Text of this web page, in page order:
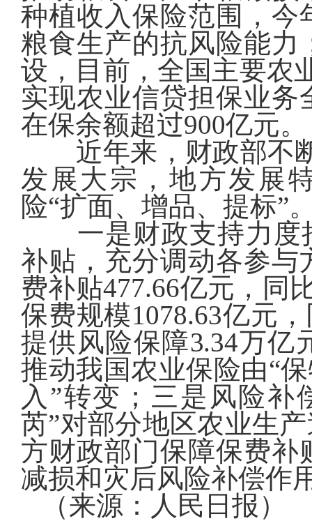
种植收入保险范围，今
粮食生产的抗风险能力
设，目前，全国主要农
实现农业信贷担保业
在保余额超过900亿元。
近年来，财政部不
发展大宗，地方发展
险“扩面、增品、提标”
一是财政支持力度
补贴，充分调动各参与
费补贴477.66亿元，同
保费规模1078.63亿元
提供风险保障3.34万亿
推动我国农业保险由“
入”转变；三是风险补
芮”对部分地区农业生
方财政部门保障保费
减损和灾后风险补偿作
（来源：人民日报）